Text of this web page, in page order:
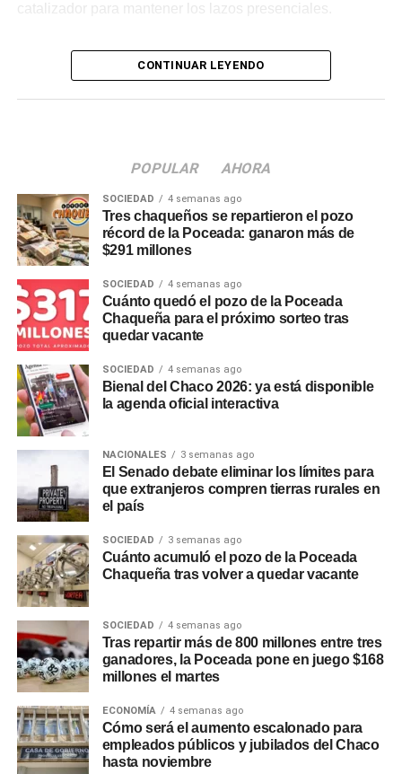
catalizador para mantener los lazos presenciales.
Cambios en las preferencias y
el auge de las opciones sin
Durante los últimos años, el perfil del consumidor
variedades tradicionales rubias sostienen el mayor
volumen de ventas, se consolidó la búsqueda de nuevos
estilos artesanales, combinaciones gastronómicas y
Entre las tendencias de
mercado sobresalen los
siguientes aspectos:
Crecimiento del segmento sin alcohol: Las
variantes 0.0% ganaron terreno entre consumidores
que buscan balancear hidratación o conducir sin
riesgos sin abandonar el ritual social.
presencia en la gastronomía formal, combinándose
con carnes a las brasas, pastas e incluso postres.
Canales de compra directos: Las plataformas de
envío a domicilio registraron subas constantes en
la demanda, especialmente durante eventos
deportivos de gran escala.
Secretos para servirla y
conservar la calidad
CONTINUAR LEYENDO
POPULAR AHORA
SOCIEDAD 4 semanas ago
Tres chaqueños se repartieron el pozo
récord de la Poceada: ganaron más de
$291 millones
SOCIEDAD 4 semanas ago
Cuánto quedó el pozo de la Poceada
Chaqueña para el próximo sorteo tras
quedar vacante
SOCIEDAD 4 semanas ago
Bienal del Chaco 2026: ya está disponible
la agenda oficial interactiva
NACIONALES 3 semanas ago
El Senado debate eliminar los límites para
que extranjeros compren tierras rurales en
el país
SOCIEDAD 3 semanas ago
Cuánto acumuló el pozo de la Poceada
Chaqueña tras volver a quedar vacante
SOCIEDAD 4 semanas ago
Tras repartir más de 800 millones entre tres
ganadores, la Poceada pone en juego $168
millones el martes
ECONOMÍA 4 semanas ago
Cómo será el aumento escalonado para
empleados públicos y jubilados del Chaco
hasta noviembre